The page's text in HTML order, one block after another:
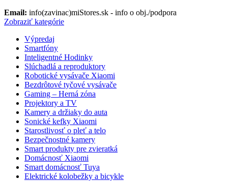
Email: info(zavinac)miStores.sk - info o obj./podpora
Zobraziť kategórie
Výpredaj
Smartfóny
Inteligentné Hodinky
Slúchadlá a reproduktory
Robotické vysávače Xiaomi
Bezdrôtové tyčové vysávače
Gaming – Herná zóna
Projektory a TV
Kamery a držiaky do auta
Sonické kefky Xiaomi
Starostlivosť o pleť a telo
Bezpečnostné kamery
Smart produkty pre zvieratká
Domácnosť Xiaomi
Smart domácnosť Tuya
Elektrické kolobežky a bicykle